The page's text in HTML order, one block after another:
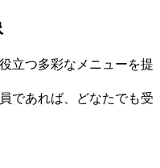
立つ多彩なメニューを提
であれば、どなたでも受